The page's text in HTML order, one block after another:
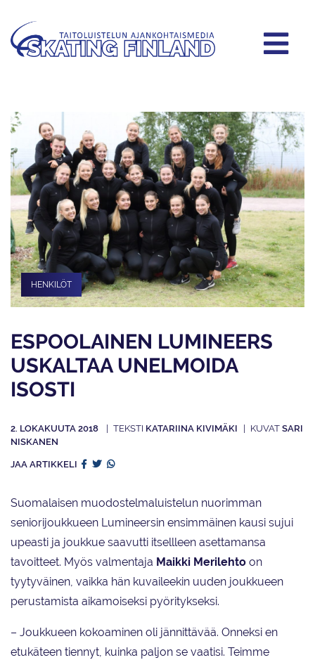
HENKILÖT
ESPOOLAINEN LUMINEERS
USKALTAA UNELMOIDA
ISOSTI
2. LOKAKUUTA 2018 KATARIINA KIVIMÄKI
SARI
NISKANEN
JAA ARTIKKELI
Suomalaisen muodostelmaluistelun nuorimman
seniorijoukkueen Lumineersin ensimmäinen kausi sujui
upeasti ja joukkue saavutti itsellleen asettamansa
tavoitteet. Myös valmentaja Maikki Merilehto on
tyytyväinen, vaikka hän kuvaileekin uuden joukkueen
perustamista aikamoiseksi pyöritykseksi.
– Joukkueen kokoaminen oli jännittävää. Onneksi en
etukäteen tiennyt, kuinka paljon se vaatisi. Teimme